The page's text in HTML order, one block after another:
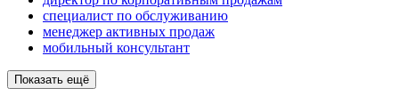
специалист по обслуживанию
менеджер активных продаж
мобильный консультант
Показать ещё